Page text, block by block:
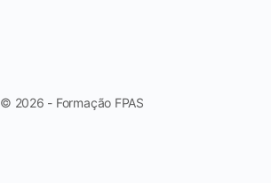
© 2026 - Formação FPAS